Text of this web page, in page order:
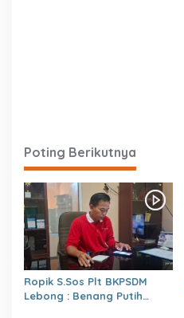
Poting Berikutnya
Ropik S.Sos Plt BKPSDM
Lebong : Benang Putih